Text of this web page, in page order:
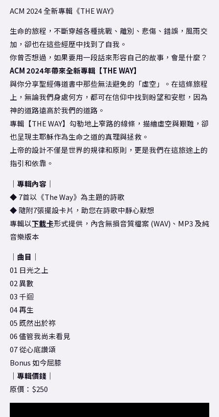
ACM 2024 全新專輯《THE WAY》
生命的旅程，不斷穿越各種挑戰、離別、悲傷、錯誤，風雨交
加，卻也在這些經歷中找到了自我。
你曾否想過，如果要用一段話來形容自己的故事，會是什麼？
ACM 2024年帶來全新專輯【THE WAY】
與你分享聖經傳道書中那些無法避免的「虛空」。在這條旅程
上，無論我們身處何方，都可在信仰中找到盼望和安慰，因為
神的道路遠高於我們的道路。
專輯【THE WAY】勾勒地上窄路的線條，描繪虛空與艱難，卻
也呈現主耶穌作為生命之道的真理與拯救。
上帝的設計不僅是世界的規律和原則，更是我們在這旅途上的
指引和依靠。
｜專輯內容｜
◆ 7首以《The Way》為主題的詩歌
◆ 隨附7張擺設卡片，助您在詩歌中靜心默想
專輯以下載卡形式提供，內含無損音質檔案 (WAV)、MP3 及純
音樂版本
｜曲目｜
01 日光之上
02 異數
03 千迴
04 再生
05 既然出於祢
06 儘管我尚未看見
07 從心底讚頌
Bonus 如今屈膝
｜專輯價錢｜
原價：$250